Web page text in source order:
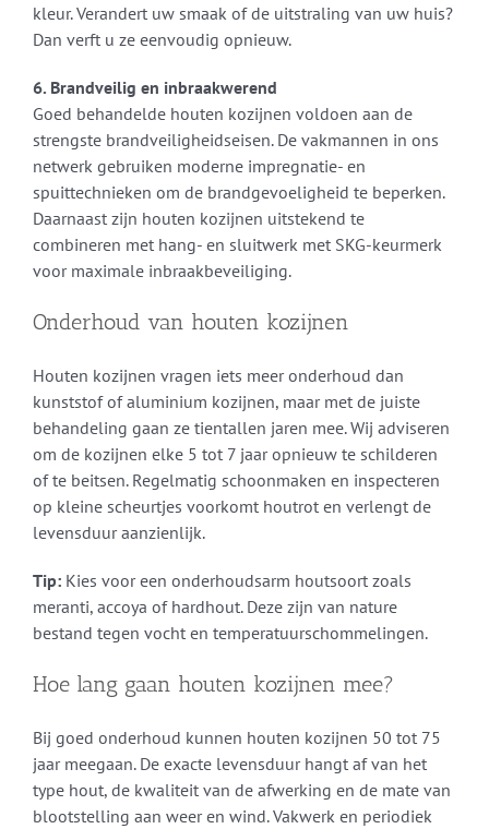
kleur. Verandert uw smaak of de uitstraling van uw huis?
Dan verft u ze eenvoudig opnieuw.
6. Brandveilig en inbraakwerend
Goed behandelde houten kozijnen voldoen aan de
strengste brandveiligheidseisen. De vakmannen in ons
netwerk gebruiken moderne impregnatie- en
spuittechnieken om de brandgevoeligheid te beperken.
Daarnaast zijn houten kozijnen uitstekend te
combineren met hang- en sluitwerk met SKG-keurmerk
voor maximale inbraakbeveiliging.
Onderhoud van houten kozijnen
Houten kozijnen vragen iets meer onderhoud dan
kunststof of aluminium kozijnen, maar met de juiste
behandeling gaan ze tientallen jaren mee. Wij adviseren
om de kozijnen elke 5 tot 7 jaar opnieuw te schilderen
of te beitsen. Regelmatig schoonmaken en inspecteren
op kleine scheurtjes voorkomt houtrot en verlengt de
levensduur aanzienlijk.
Tip:Kies voor een onderhoudsarm houtsoort zoals
meranti, accoya of hardhout. Deze zijn van nature
bestand tegen vocht en temperatuurschommelingen.
Hoe lang gaan houten kozijnen mee?
Bij goed onderhoud kunnen houten kozijnen 50 tot 75
jaar meegaan. De exacte levensduur hangt af van het
type hout, de kwaliteit van de afwerking en de mate van
blootstelling aan weer en wind. Vakwerk en periodiek